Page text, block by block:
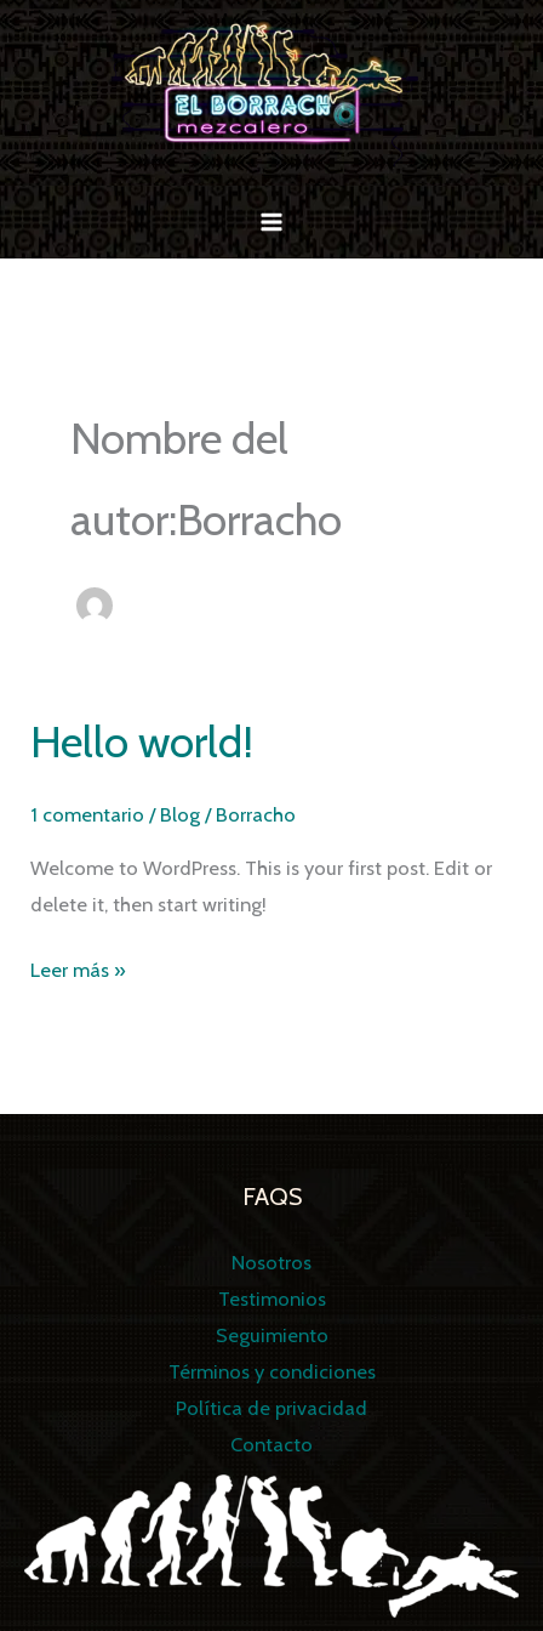
Ir
al
contenido
Nombre del
autor:Borracho
Hello world!
1 comentario / Blog / Borracho
Welcome to WordPress. This is your first post. Edit or
delete it, then start writing!
Hello
Leer más »
FAQS
Nosotros
Testimonios
Seguimiento
Términos y condiciones
Política de privacidad
Contacto